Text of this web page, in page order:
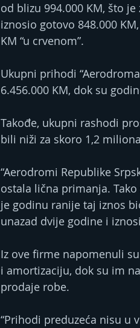
od blizu 994.000 KM, što
iznosio gotovo 848.000
KM “u crvenom”.
Ukupni prihodi
6.456.000 KM, dok su
Takođe, ukupni rashodi
bili niži za skoro 1,2
“Aerodromi Republike
ostala lična primanja.
je godinu ranije taj iznos
unazad dvije godine i
Iz ove firme napomenuli
i amortizaciju, dok su im
prodaje robe.
“Prihodi preduzeća nisu u